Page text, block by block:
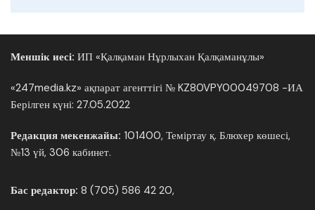
Меншік иесі: ИП «Қалқаман Нұрлыхан Қалқаманұлы»
«247media.kz» ақпарат агенттігі № KZ80VPY00049708 -ИА
Берілген күні: 27.05.2022
Редакция мекенжайы: 101400, Теміртау қ. Блюхер көшесі,
№13 үй, 306 кабинет.
Бас редактор: 8 (705) 586 42 20,